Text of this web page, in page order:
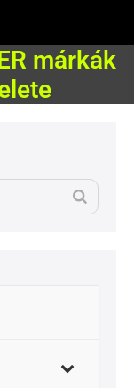
márkák